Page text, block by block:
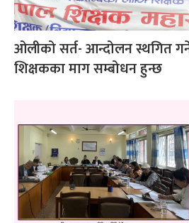
ओलीको सर्त- आन्दोलन स्थगित गर्ने
शिक्षकका माग सम्बोधन हुन्छ